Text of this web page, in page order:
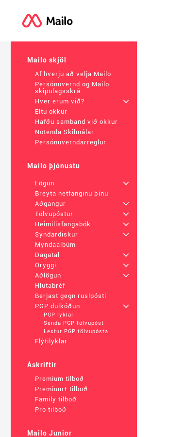
Mailo skjöl
Af hverju að velja Mailo
Persónuvernd og Mailo
skipulagsskrá
Hver erum við?
+
Eltu okkur
Hafðu samband við okkur
Notenda Skilmálar
Persónuverndarreglur
Mailo þjónustu
Lögun
+
Breyta netfanginu þínu
Aðgangur
+
Tölvupóstur
+
Heimilisfangabók
+
Sýndardiskur
+
Myndaalbúm
Dagatal
+
Öryggi
+
Aðlögun
+
Hlutabréf
Berjast gegn ruslpósti
PGP dulkóðun
+
PGP lyklar
Senda PGP tölvupóst
Lestur PGP tölvupósta
Flýtilyklar
Áskriftir
Premium tilboð
Premium+ tilboð
Family tilboð
Pro tilboð
Mailo Junior